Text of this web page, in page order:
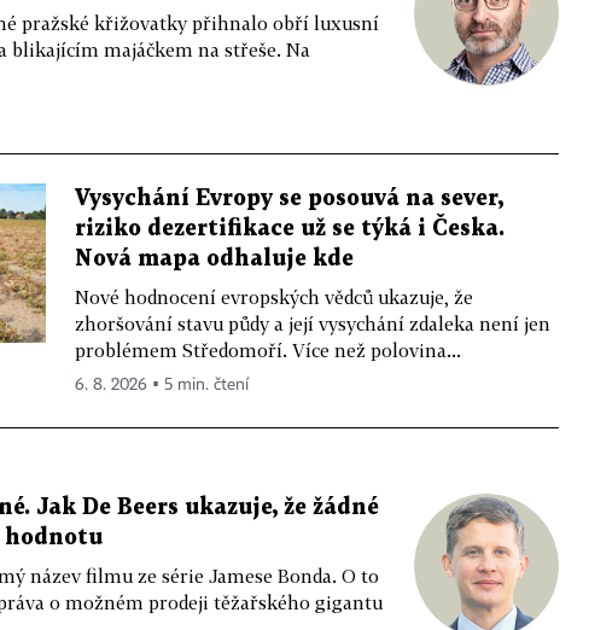
pražské křižovatky přihnalo obří luxusní
blikajícím majáčkem na střeše. Na
Vysychání Evropy se posouvá na sever,
riziko dezertifikace už se týká i Česka.
Nová mapa odhaluje kde
Nové hodnocení evropských vědců ukazuje, že
zhoršování stavu půdy a její vysychání zdaleka není jen
problémem Středomoří. Více než polovina...
6. 8. 2026 ▪ 5 min. čtení
Jak De Beers ukazuje, že žádné
hodnotu
název filmu ze série Jamese Bonda. O to
o možném prodeji těžařského gigantu